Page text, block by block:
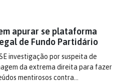
apurar se plataforma
de Fundo Partidário
investigação por suspeita de
da extrema direita para fazer
mentirosos contra…